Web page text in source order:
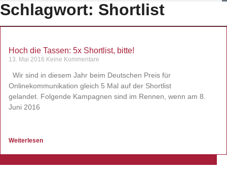
Schlagwort: Shortlist
Hoch die Tassen: 5x Shortlist, bitte!
13. Mai 2016 Keine Kommentare
Wir sind in diesem Jahr beim Deutschen Preis für
Onlinekommunikation gleich 5 Mal auf der Shortlist
gelandet. Folgende Kampagnen sind im Rennen, wenn am 8.
Juni 2016
Weiterlesen